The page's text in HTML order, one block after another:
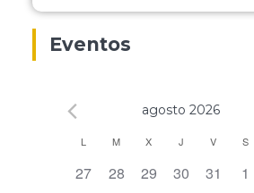
Eventos
agosto 2026
Calendario
de
L M X J V S
0 eventos,
27 0 eventos,
28 0 eventos,
29 0 eventos,
30 0
31 0
1